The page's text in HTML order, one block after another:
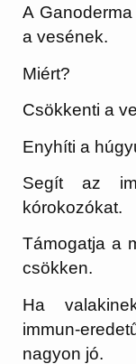
A
a vesének.
Miért?
Csökkenti a
Enyhíti a
Segít az
kórokozókat.
Támogatja a
csökken.
Ha
immun-
nagyon jó.